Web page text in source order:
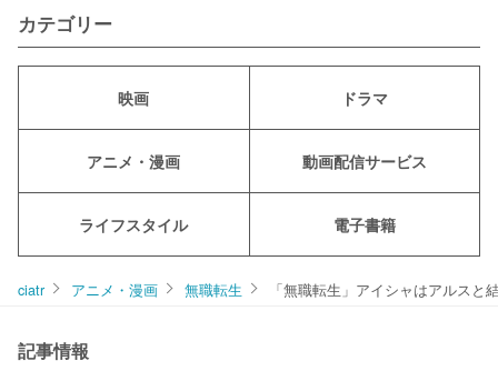
カテゴリー
映画 ドラマ
アニメ・漫画 動画配信サービス
ライフスタイル 電子書籍
ciatr アニメ・漫画 無職転生 「無職転生」アイシャはアルス
記事情報